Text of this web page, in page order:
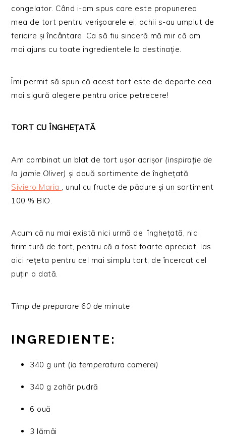
congelator. Când i-am spus care este propunerea
mea de tort pentru verișoarele ei, ochii s-au umplut de
fericire și încântare. Ca să fiu sinceră mă mir că am
mai ajuns cu toate ingredientele la destinație.
Îmi permit să spun că acest tort este de departe cea
mai sigură alegere pentru orice petrecere!
TORT CU ÎNGHEȚATĂ
Am combinat un blat de tort ușor acrișor (inspirație de
la Jamie Oliver) și două sortimente de înghețată
Siviero Maria , unul cu fructe de pădure și un sortiment
100 % BIO.
Acum că nu mai există nici urmă de înghețată, nici
firimitură de tort, pentru că a fost foarte apreciat, las
aici rețeta pentru cel mai simplu tort, de încercat cel
puțin o dată.
Timp de preparare 60 de minute
INGREDIENTE:
340 g unt (la temperatura camerei)
340 g zahăr pudră
6 ouă
3 lămâi